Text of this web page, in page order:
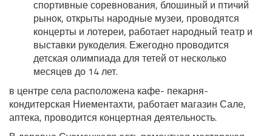
спортивные соревнования, блошиный и птичий
рынок, открыты народные музеи, проводятся
концерты и лотереи, работает народный театр и
выставки рукоделия. Ежегодно проводится
детская олимпиада для тетей от несколько
месяцев до 14 лет.
в центре села расположена кафе- пекарня-
кондитерская Ниементахти, работает магазин Сале,
аптека, проводится концертная деятельность.